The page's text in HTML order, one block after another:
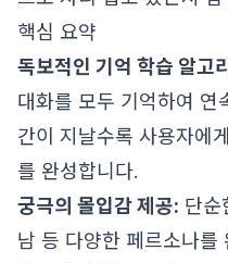
핵심 요약
독보적인 기억 학습 알고
대화를 모두 기억하여 연
간이 지날수록 사용자에
를 완성합니다.
궁극의 몰입감 제공: 단순
남 등 다양한 페르소나